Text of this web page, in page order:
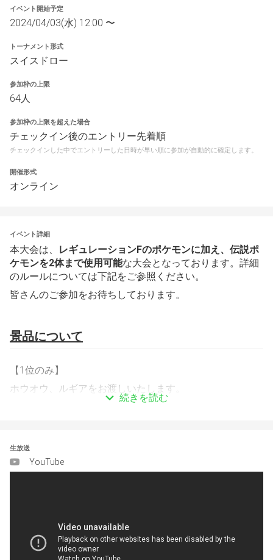
イベント開始予定
2024/04/03(水) 12:00 〜
トーナメント形式
スイスドロー
参加枠の上限
64人
参加枠の上限を超えた場合
チェックイン後のエントリー先着順
チェックインした中でエントリーした日時が早い順に参加が自動的に確定します。
開催形式
オンライン
イベント詳細
本大会は、
レギュレーションFのポケモンに加え、伝説ポ
ケモンを2体まで使用可能な大会となっております。詳細
のルールについては下記をご参照ください。
皆さんのご参加をお待ちしております。
景品について
【1位のみ】
ホウオウ、ルギアをお渡しいたします。
【開催形式】
【対戦ルール】
シングルバトル フラットルール
続きを読む
生放送
YouTube